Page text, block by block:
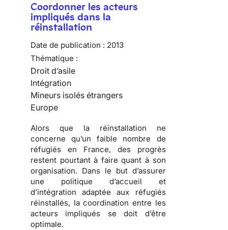
Coordonner les acteurs
impliqués dans la
réinstallation
Date de publication : 2013
Thématique :
Droit d’asile
Intégration
Mineurs isolés étrangers
Europe
Alors que la réinstallation ne
concerne qu’un faible nombre de
réfugiés en France, des progrès
restent pourtant à faire quant à son
organisation. Dans le but d’assurer
une politique d’accueil et
d’intégration adaptée aux réfugiés
réinstallés, la coordination entre les
acteurs impliqués se doit d’être
optimale.